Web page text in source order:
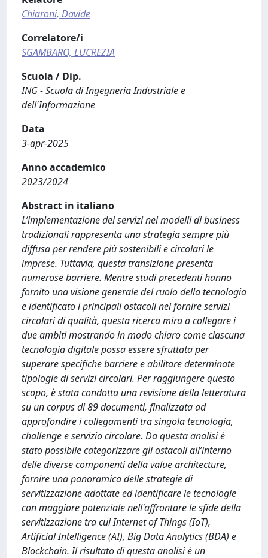
Chiaroni, Davide
Correlatore/i
SGAMBARO, LUCREZIA
Scuola / Dip.
ING - Scuola di Ingegneria Industriale e
dell'Informazione
Data
3-apr-2025
Anno accademico
2023/2024
Abstract in italiano
L’implementazione dei servizi nei modelli di business
tradizionali rappresenta una strategia sempre più
diffusa per rendere più sostenibili e circolari le
imprese. Tuttavia, questa transizione presenta
numerose barriere. Mentre studi precedenti hanno
fornito una visione generale del ruolo della tecnologia
e identificato i principali ostacoli nel fornire servizi
circolari di qualità, questa ricerca mira a collegare i
due ambiti mostrando in modo chiaro come ciascuna
tecnologia digitale possa essere sfruttata per
superare specifiche barriere e abilitare determinate
tipologie di servizi circolari. Per raggiungere questo
scopo, è stata condotta una revisione della letteratura
su un corpus di 89 documenti, finalizzata ad
approfondire i collegamenti tra singola tecnologia,
challenge e servizio circolare. Da questa analisi è
stato possibile categorizzare gli ostacoli all’interno
delle diverse componenti della value architecture,
fornire una panoramica delle strategie di
servitizzazione adottate ed identificare le tecnologie
con maggiore potenziale nell'affrontare le sfide della
servitizzazione tra cui Internet of Things (IoT),
Artificial Intelligence (AI), Big Data Analytics (BDA) e
Blockchain. Il risultato di questa analisi è un